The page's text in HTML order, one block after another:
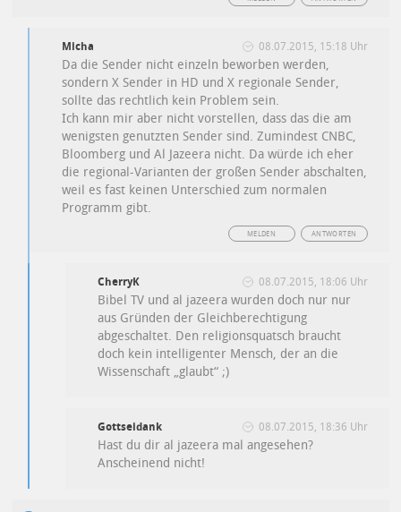
Micha 08.07.2015, 15:18 Uhr
Da die Sender nicht einzeln beworben werden,
sondern X Sender in HD und X regionale Sender,
sollte das rechtlich kein Problem sein.
Ich kann mir aber nicht vorstellen, dass das die am
wenigsten genutzten Sender sind. Zumindest CNBC,
Bloomberg und Al Jazeera nicht. Da würde ich eher
die regional-Varianten der großen Sender abschalten,
weil es fast keinen Unterschied zum normalen
Programm gibt.
ANTWORTEN
MELDEN
CherryK 08.07.2015, 18:06 Uhr
Bibel TV und al jazeera wurden doch nur nur
aus Gründen der Gleichberechtigung
abgeschaltet. Den religionsquatsch braucht
doch kein intelligenter Mensch, der an die
Wissenschaft „glaubt“ ;)
Gottseidank 08.07.2015, 18:36 Uhr
Hast du dir al jazeera mal angesehen?
Anscheinend nicht!